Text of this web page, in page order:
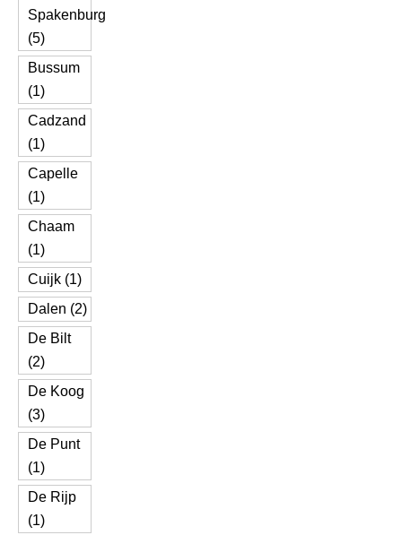
Spakenburg
(5)
Bussum
(1)
Cadzand
(1)
Capelle
(1)
Chaam
(1)
Cuijk (1)
Dalen (2)
De Bilt
(2)
De Koog
(3)
De Punt
(1)
De Rijp
(1)